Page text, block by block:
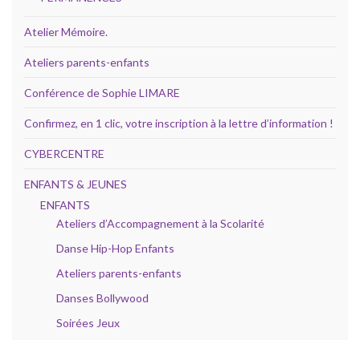
Atelier Mémoire.
Ateliers parents-enfants
Conférence de Sophie LIMARE
Confirmez, en 1 clic, votre inscription à la lettre d’information !
CYBERCENTRE
ENFANTS & JEUNES
ENFANTS
Ateliers d’Accompagnement à la Scolarité
Danse Hip-Hop Enfants
Ateliers parents-enfants
Danses Bollywood
Soirées Jeux